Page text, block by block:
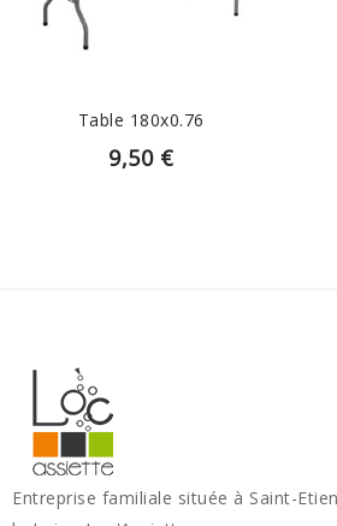
AJOUTER AU PANIER
Table 180x0.76
9,50 €
Entreprise familiale située à Saint-